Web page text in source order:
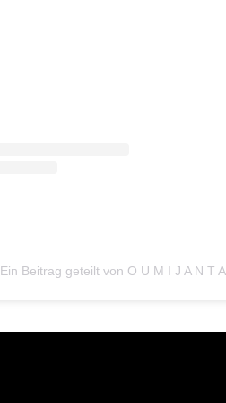
Ein Beitrag geteilt von O U M I J A N T